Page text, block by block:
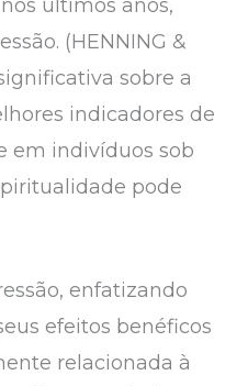
últimos anos,
(HENNING &
sobre a
indicadores de
em indivíduos sob
pode
enfatizando
efeitos benéficos
relacionada à